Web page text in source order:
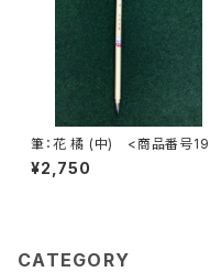
筆：花 橘 (中) <商品番号190
6>
¥2,750
CATEGORY